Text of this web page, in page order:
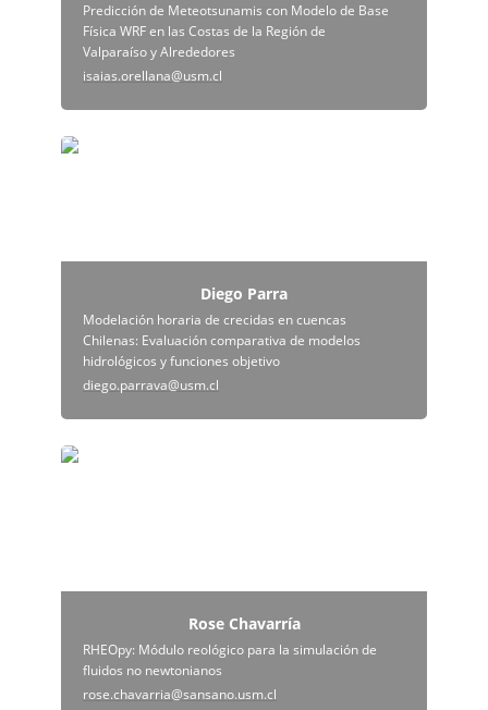
Predicción de Meteotsunamis con Modelo de Base
Física WRF en las Costas de la Región de
Valparaíso y Alrededores
isaias.orellana@usm.cl
Diego Parra
Diego Parra
Modelación horaria de crecidas en cuencas
Chilenas: Evaluación comparativa de modelos
hidrológicos y funciones objetivo
diego.parrava@usm.cl
Rose Chavarría
Rose Chavarría
RHEOpy: Módulo reológico para la simulación de
fluidos no newtonianos
rose.chavarria@sansano.usm.cl